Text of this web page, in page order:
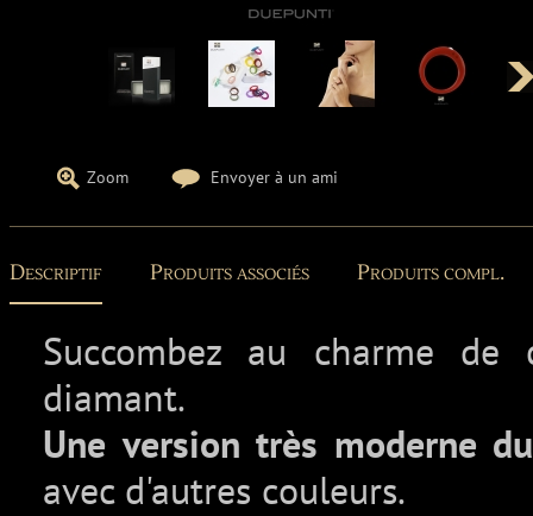
Zoom Envoyer à un ami
Descriptif Produits associés Produits compl.
Succombez au charme
diamant.
Une version très moderne
avec d'autres couleurs.